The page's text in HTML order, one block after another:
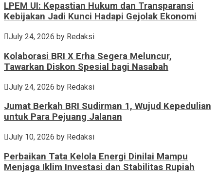
LPEM UI: Kepastian Hukum dan Transparansi
Kebijakan Jadi Kunci Hadapi Gejolak Ekonomi
July 24, 2026 by Redaksi
Kolaborasi BRI X Erha Segera Meluncur,
Tawarkan Diskon Spesial bagi Nasabah
July 24, 2026 by Redaksi
Jumat Berkah BRI Sudirman 1, Wujud Kepedulian
untuk Para Pejuang Jalanan
July 10, 2026 by Redaksi
Perbaikan Tata Kelola Energi Dinilai Mampu
Menjaga Iklim Investasi dan Stabilitas Rupiah